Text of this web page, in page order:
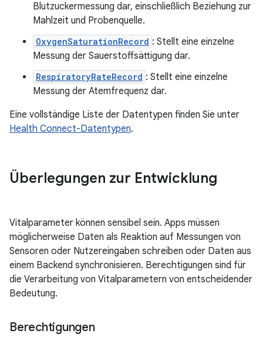
Blutzuckermessung dar, einschließlich Beziehung zur
Mahlzeit und Probenquelle.
OxygenSaturationRecord : Stellt eine einzelne
Messung der Sauerstoffsättigung dar.
RespiratoryRateRecord : Stellt eine einzelne
Messung der Atemfrequenz dar.
Eine vollständige Liste der Datentypen finden Sie unter
Health Connect-Datentypen.
Überlegungen zur Entwicklung
Vitalparameter können sensibel sein. Apps müssen
möglicherweise Daten als Reaktion auf Messungen von
Sensoren oder Nutzereingaben schreiben oder Daten aus
einem Backend synchronisieren. Berechtigungen sind für
die Verarbeitung von Vitalparametern von entscheidender
Bedeutung.
Berechtigungen